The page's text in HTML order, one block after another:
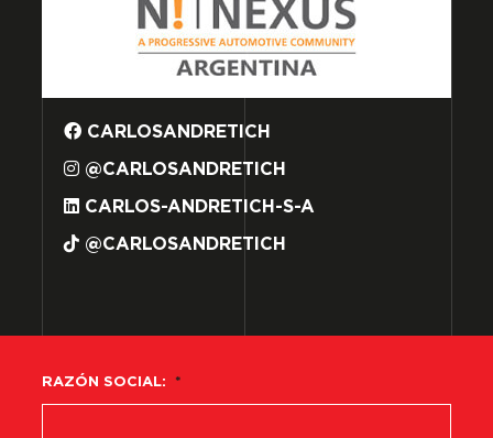
CARLOSANDRETICH
@CARLOSANDRETICH
CARLOS-ANDRETICH-S-A
@CARLOSANDRETICH
RAZÓN SOCIAL: *